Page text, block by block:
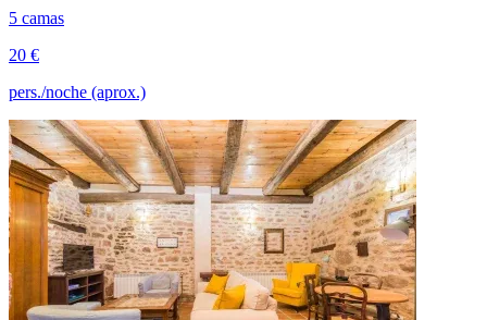
5 camas
20 €
pers./noche (aprox.)